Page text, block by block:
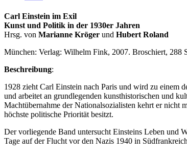
Carl Einstein im Exil
Kunst und Politik in der 1930er Jahren
Hrsg. von Marianne Kröger und Hubert Roland
München: Verlag: Wilhelm Fink, 2007. Broschiert, 288
Beschreibung:
1928 zieht Carl Einstein nach Paris und wird zu einem
und arbeitet an grundlegenden kunsthistorischen und
Machtübernahme der Nationalsozialisten kehrt er nicht
höchste politische Priorität besitzt.
Der vorliegende Band untersucht Einsteins Leben und
Tage auf der Flucht vor den Nazis 1940 in